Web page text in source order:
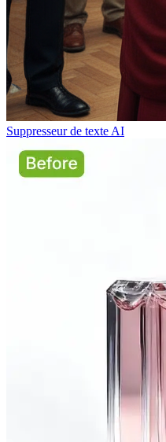
Suppresseur de texte AI